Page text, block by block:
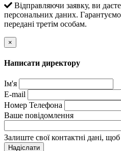
Відправляючи заявку, ви
персональних даних.
передані третім особам.
×
Написати директору
Ім'я
E-mail
Номер Телефона
Ваше повідомлення
Залиште свої контактні дані,
Надіслати